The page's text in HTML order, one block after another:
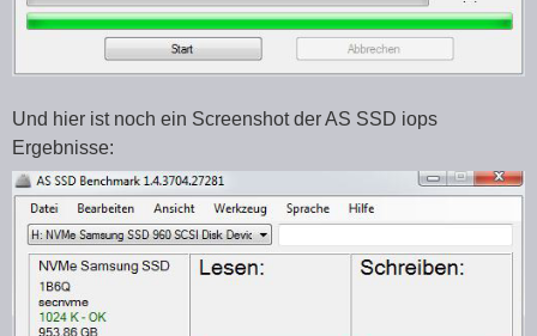
Und hier ist noch ein Screenshot der AS SSD iops
Ergebnisse: